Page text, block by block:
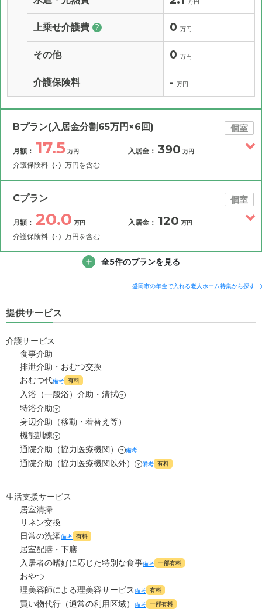
上乗せ介護費 ? 0 万円
その他 0 万円
介護保険料 - 万円
Bプラン(入居金分割65万円×6回) 個室
月額： 17.5 万円
介護保険料 （-） 万円を含む
入居金： 390 万円
月額費用 17.5
2.2
7.7 万円
食費 ?
水道・光熱費
上乗せ介護費 ?
その他
介護保険料
Cプラン 個室
月額： 20.0 万円
介護保険料 （-） 万円を含む
入居金： 120 万円
入居金
その他費用
補足情報
管理費
食費 ?
水道・光熱費
上乗せ介護費
その他 0
介護保険料
全5件のプランを見る
盛岡市の年金で入れる老人ホーム特集から探す
提供サービス
介護サービス
食事介助
排泄介助・おむつ交換
おむつ代備考 有料
入浴（一般浴）介助・清拭 ?
特浴介助 ?
身辺介助（移動・着替え等）
機能訓練 ?
通院介助（協力医療機関） ? 備考
通院介助（協力医療機関以外） ? 備考 有料
生活支援サービス
居室清掃
リネン交換
日常の洗濯備考 有料
居室配膳・下膳
入居者の嗜好に応じた特別な食事備考 一部有料
おやつ
理美容師による理美容サービス備考 有料
買い物代行（通常の利用区域） 備考 一部有料